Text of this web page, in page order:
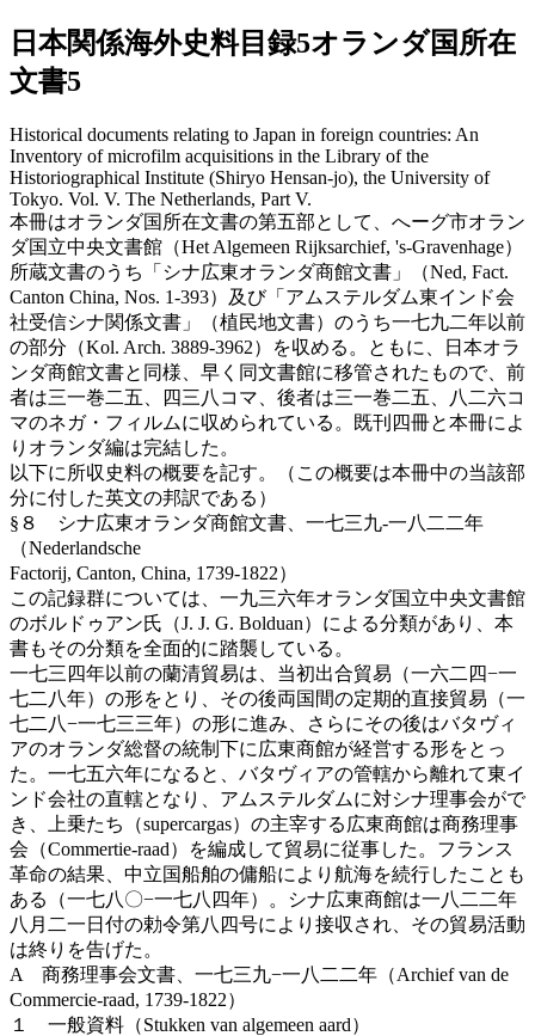
日本関係海外史料目録5オランダ国所在
文書5
Historical documents relating to Japan in foreign countries: An
Inventory of microfilm acquisitions in the Library of the
Historiographical Institute (Shiryo Hensan-jo), the University of
Tokyo. Vol. V. The Netherlands, Part V.
本冊はオランダ国所在文書の第五部として、へーグ市オラン
ダ国立中央文書館（Het Algemeen Rijksarchief, 's-Gravenhage）
所蔵文書のうち「シナ広東オランダ商館文書」（Ned, Fact.
Canton China, Nos. 1-393）及び「アムステルダム東インド会
社受信シナ関係文書」（植民地文書）のうち一七九二年以前
の部分（Kol. Arch. 3889-3962）を収める。ともに、日本オラ
ンダ商館文書と同様、早く同文書館に移管されたもので、前
者は三一巻二五、四三八コマ、後者は三一巻二五、八二六コ
マのネガ・フィルムに収められている。既刊四冊と本冊によ
りオランダ編は完結した。
以下に所収史料の概要を記す。（この概要は本冊中の当該部
分に付した英文の邦訳である）
§８ シナ広東オランダ商館文書、一七三九-一八二二年
（Nederlandsche
Factorij, Canton, China, 1739-1822）
この記録群については、一九三六年オランダ国立中央文書館
のボルドゥアン氏（J. J. G. Bolduan）による分類があり、本
書もその分類を全面的に踏襲している。
一七三四年以前の蘭清貿易は、当初出合貿易（一六二四−一
七二八年）の形をとり、その後両国間の定期的直接貿易（一
七二八−一七三三年）の形に進み、さらにその後はバタヴィ
アのオランダ総督の統制下に広東商館が経営する形をとっ
た。一七五六年になると、バタヴィアの管轄から離れて東イ
ンド会社の直轄となり、アムステルダムに対シナ理事会がで
き、上乗たち（supercargas）の主宰する広東商館は商務理事
会（Commertie-raad）を編成して貿易に従事した。フランス
革命の結果、中立国船舶の傭船により航海を続行したことも
ある（一七八〇−一七八四年）。シナ広東商館は一八二二年
八月二一日付の勅令第八四号により接収され、その貿易活動
は終りを告げた。
A 商務理事会文書、一七三九−一八二二年（Archief van de
Commercie-raad, 1739-1822）
１ 一般資料（Stukken van algemeen aard）